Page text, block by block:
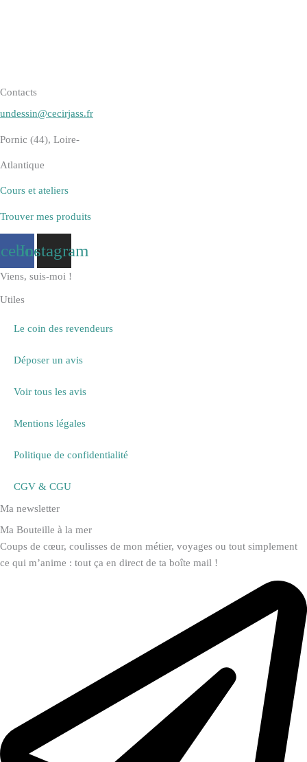
Contacts
undessin@cecirjass.fr
Pornic (44), Loire-
Atlantique
Cours et ateliers
Trouver mes produits
Instagram
Viens, suis-moi !
Utiles
Le coin des revendeurs
Déposer un avis
Voir tous les avis
Mentions légales
Politique de confidentialité
CGV & CGU
Ma newsletter
Ma Bouteille à la mer
Coups de cœur, coulisses de mon métier, voyages ou tout simplement
ce qui m’anime : tout ça en direct de ta boîte mail !